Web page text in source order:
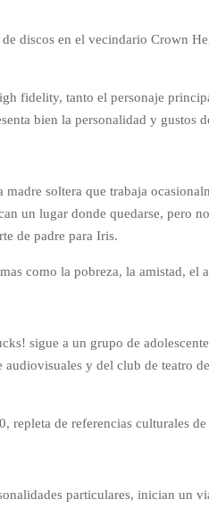
discos en el vecindario Crown
fidelity, tanto el personaje
bien la personalidad y gustos
soltera que trabaja
un lugar donde quedarse, pero
de padre para Iris.
como la pobreza, la amistad,
sigue a un grupo de
y del club de teatro
repleta de referencias culturales
particulares, inician un